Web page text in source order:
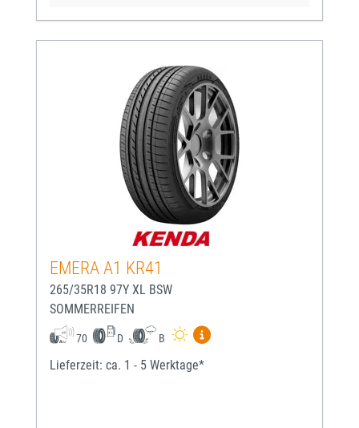
EMERA A1 KR41
265/35R18 97Y XL BSW
SOMMERREIFEN
70 D B
Mehr Informationen zum
Lieferzeit: ca. 1 - 5 Werktage*